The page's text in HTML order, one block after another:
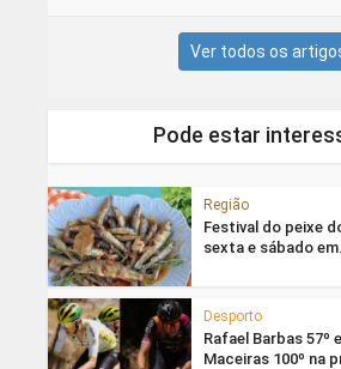
Ver todos os
Pode estar
Região
Festival do peixe
sexta e sábado
Desporto
Rafael Barbas 57º
Maceiras 100º na